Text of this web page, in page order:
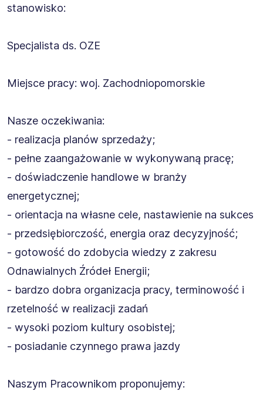
stanowisko:
Specjalista ds. OZE
Miejsce pracy: woj. Zachodniopomorskie
Nasze oczekiwania:
- realizacja planów sprzedaży;
- pełne zaangażowanie w wykonywaną pracę;
- doświadczenie handlowe w branży
energetycznej;
- orientacja na własne cele, nastawienie na sukces
- przedsiębiorczość, energia oraz decyzyjność;
- gotowość do zdobycia wiedzy z zakresu
Odnawialnych Źródeł Energii;
- bardzo dobra organizacja pracy, terminowość i
rzetelność w realizacji zadań
- wysoki poziom kultury osobistej;
- posiadanie czynnego prawa jazdy
Naszym Pracownikom proponujemy: